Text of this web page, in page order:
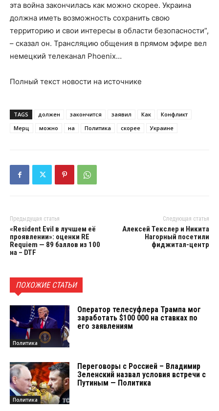
эта война закончилась как можно скорее. Украина
должна иметь возможность сохранить свою
территорию и свои интересы в области безопасности”,
– сказал он. Трансляцию общения в прямом эфире вел
немецкий телеканал Phoenix…
Полный текст новости на источнике
TAGS должен закончится заявил Как
Конфликт
Мерц
можно на Политика скорее Украине
Предыдущая статья
«Resident Evil в лучшем её
проявлении»: оценки RE
Requiem — 89 баллов из 100
на – DTF
Следующая статья
Алексей Текслер и Никита
Нагорный посетили
фиджитал-центр
ПОХОЖИЕ СТАТЬИ
Политика
Оператор телесуфлера Трампа мог
заработать $100 000 на ставках по
его заявлениям
Политика
Переговоры с Россией – Владимир
Зеленский назвал условия встречи с
Путиным — Политика